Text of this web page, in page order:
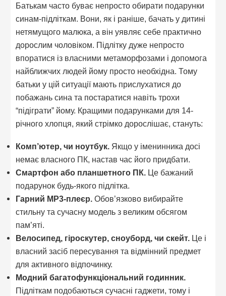
Батькам часто буває непросто обирати подарунки
синам-підліткам. Вони, як і раніше, бачать у дитині
нетямущого малюка, а він уявляє себе практично
дорослим чоловіком. Підлітку дуже непросто
впоратися із власними метаморфозами і допомога
найближчих людей йому просто необхідна. Тому
батьки у цій ситуації мають прислухатися до
побажань сина та постаратися навіть трохи
“підіграти” йому. Кращими подарунками для 14-
річного хлопця, який стрімко дорослішає, стануть:
Комп’ютер, чи ноутбук. Якщо у іменинника досі
немає власного ПК, настав час його придбати.
Смартфон або планшетного ПК. Це бажаний
подарунок будь-якого підлітка.
Гарний МР3-плеєр. Обов’язково вибирайте
стильну та сучасну модель з великим обсягом
пам’яті.
Велосипед, гіроскутер, сноуборд, чи скейт. Це і
власний засіб пересування та відмінний предмет
для активного відпочинку.
Модний багатофункціональний годинник.
Підліткам подобаються сучасні гаджети, тому і